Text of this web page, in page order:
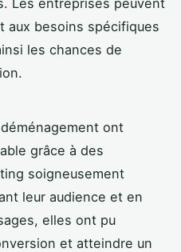
aux besoins spécifiques
les chances de
ont
grâce à des
soigneusement
leur audience et en
elles ont pu
et atteindre un